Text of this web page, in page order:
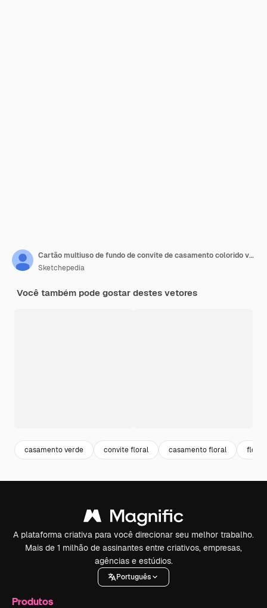
Cartão multiuso de fundo de convite de casamento colorido verde laranja vermelho vetor grátis
Sketchepedia
Você também pode gostar destes vetores
casamento verde convite floral casamento floral
A plataforma criativa para você direcionar seu melhor trabalho.
Mais de 1 milhão de assinantes entre criativos, empresas,
agências e estúdios.
Português
Produtos